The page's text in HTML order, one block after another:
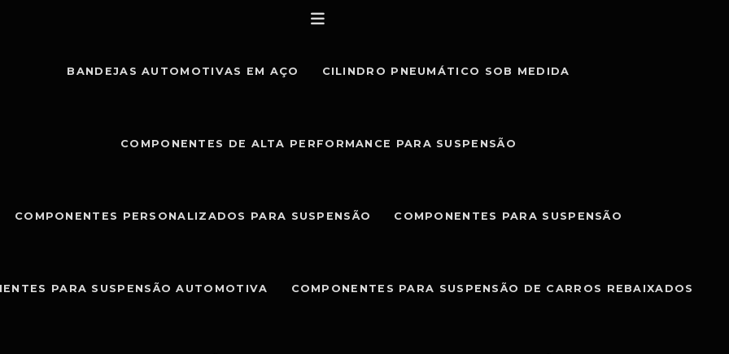
BANDEJAS AUTOMOTIVAS EM AÇO CILINDRO PNEUMÁTICO SOB MEDIDA
COMPONENTES DE ALTA PERFORMANCE PARA SUSPENSÃO
COMPONENTES PERSONALIZADOS PARA SUSPENSÃO COMPONENTES PARA SUSPENSÃO
PARA SUSPENSÃO AUTOMOTIVA COMPONENTES PARA SUSPENSÃO DE CARROS REBAIXADOS